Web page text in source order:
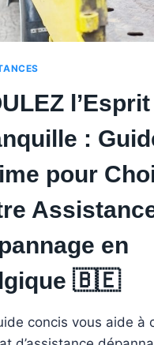
Changement
de
Pneu
🇧🇪 l’Esprit
:
pour
en
🇧🇪
concis vous aide à